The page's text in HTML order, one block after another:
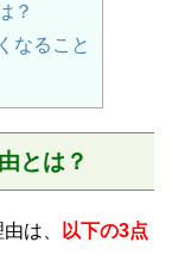
？
なること
とは？
は、
以下の3点